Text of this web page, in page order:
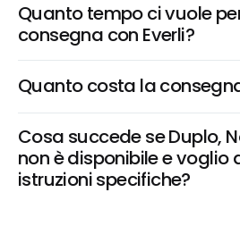
Quanto tempo ci vuole
consegna con Everli?
Quanto costa la
Cosa succede se Duplo,
non è disponibile e voglio
istruzioni specifiche?